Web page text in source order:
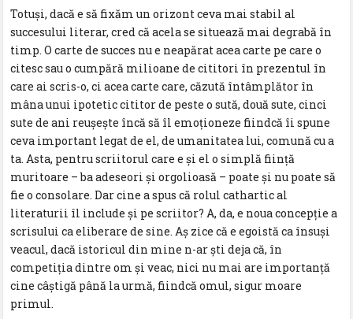
Totuși, dacă e să fixăm un orizont ceva mai stabil al
succesului literar, cred că acela se situează mai degrabă în
timp. O carte de succes nu e neapărat acea carte pe care o
citesc sau o cumpără milioane de cititori în prezentul în
care ai scris-o, ci acea carte care, căzută întâmplător în
mâna unui ipotetic cititor de peste o sută, două sute, cinci
sute de ani reușește încă să îl emoționeze fiindcă îi spune
ceva important legat de el, de umanitatea lui, comună cu a
ta. Asta, pentru scriitorul care e și el o simplă ființă
muritoare – ba adeseori și orgolioasă – poate și nu poate să
fie o consolare. Dar cine a spus că rolul cathartic al
literaturii îl include și pe scriitor? A, da, e noua concepție a
scrisului ca eliberare de sine. Aș zice că e egoistă ca însuși
veacul, dacă istoricul din mine n-ar ști deja că, în
competiția dintre om și veac, nici nu mai are importanță
cine câștigă până la urmă, fiindcă omul, sigur moare
primul.